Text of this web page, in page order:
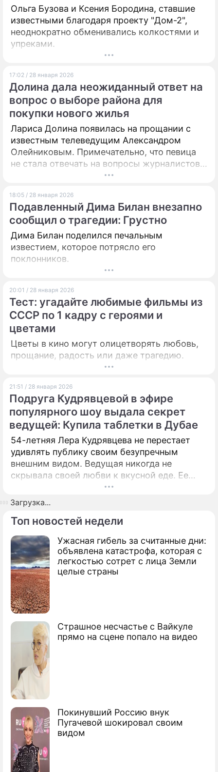
Топ новостей недели
Ужасная гибель за считанные дни:
объявлена катастрофа, которая с
легкостью сотрет с лица Земли
целые страны
Страшное несчастье с Вайкуле
прямо на сцене попало на видео
Покинувший Россию внук
Пугачевой шокировал своим
видом
Ольга Бузова и Ксения Бородина, ставшие
известными благодаря проекту "Дом-2",
неоднократно обменивались колкостями и
упреками.
17:02 / 28 января 2026
Долина дала неожиданный ответ на
вопрос о выборе района для
покупки нового жилья
Лариса Долина появилась на прощании с
известным телеведущим Александром
Олейниковым. Примечательно, что певица
не стала отвечать на вопросы журналистов
о своей новой квартире.
18:05 / 28 января 2026
Подавленный Дима Билан внезапно
сообщил о трагедии: Грустно
Дима Билан поделился печальным
известием, которое потрясло его
поклонников.
20:01 / 28 января 2026
Тест: угадайте любимые фильмы из
СССР по 1 кадру с героями и
цветами
Цветы в кино могут олицетворять любовь,
прощание, радость или даже трагедию.
21:51 / 28 января 2026
Подруга Кудрявцевой в эфире
популярного шоу выдала секрет
ведущей: Купила таблетки в Дубае
54-летняя Лера Кудрявцева не перестает
удивлять публику своим безупречным
внешним видом. Ведущая никогда не
скрывала своей любви к вкусной еде. Ее
фигура каким-то чудным образом остается в
идеальном состоянии.
Загрузка...